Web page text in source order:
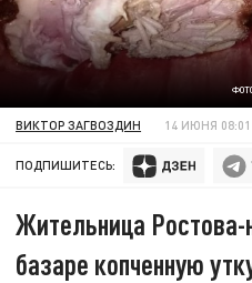
ВИКТОР ЗАГВОЗДИН 14 ИЮНЯ 08:01
ПОДПИШИТЕСЬ:
Жительница Ростова-
базаре копченную